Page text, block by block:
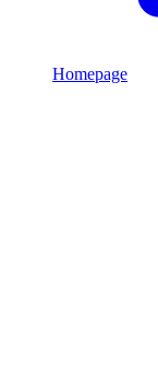
Homepage